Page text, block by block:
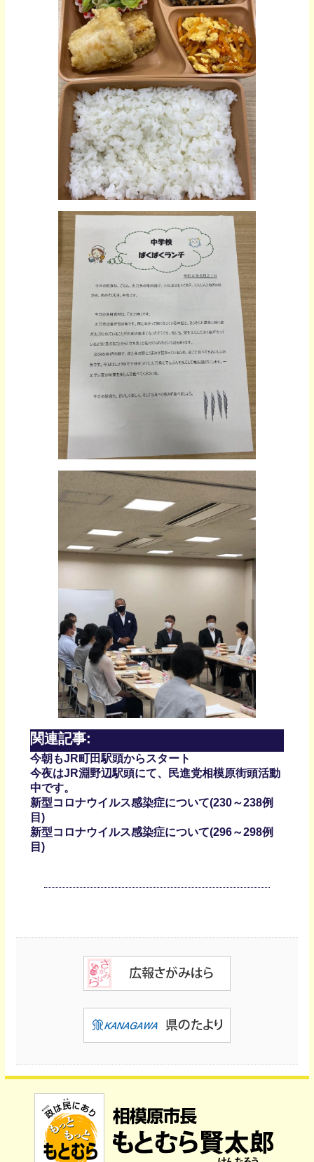
関連記事:
今朝もJR町田駅頭からスタート
今夜はJR淵野辺駅頭にて、民進党相模原街頭活動
中です。
新型コロナウイルス感染症について(230～238例
目)
新型コロナウイルス感染症について(296～298例
目)